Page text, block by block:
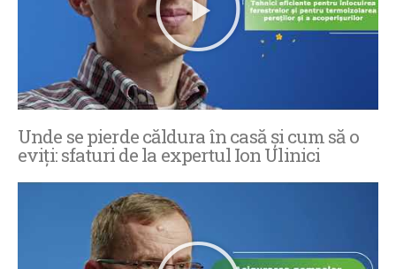
Unde se pierde căldura în casă și cum să o
eviți: sfaturi de la expertul Ion Ulinici